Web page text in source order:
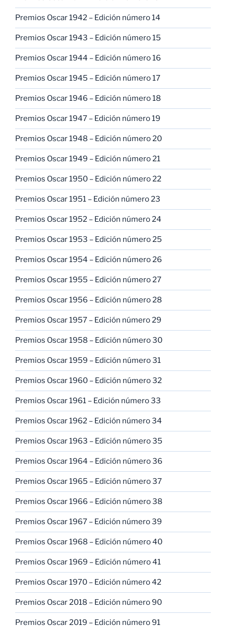
Premios Oscar 1942 – Edición número 14
Premios Oscar 1943 – Edición número 15
Premios Oscar 1944 – Edición número 16
Premios Oscar 1945 – Edición número 17
Premios Oscar 1946 – Edición número 18
Premios Oscar 1947 – Edición número 19
Premios Oscar 1948 – Edición número 20
Premios Oscar 1949 – Edición número 21
Premios Oscar 1950 – Edición número 22
Premios Oscar 1951 – Edición número 23
Premios Oscar 1952 – Edición número 24
Premios Oscar 1953 – Edición número 25
Premios Oscar 1954 – Edición número 26
Premios Oscar 1955 – Edición número 27
Premios Oscar 1956 – Edición número 28
Premios Oscar 1957 – Edición número 29
Premios Oscar 1958 – Edición número 30
Premios Oscar 1959 – Edición número 31
Premios Oscar 1960 – Edición número 32
Premios Oscar 1961 – Edición número 33
Premios Oscar 1962 – Edición número 34
Premios Oscar 1963 – Edición número 35
Premios Oscar 1964 – Edición número 36
Premios Oscar 1965 – Edición número 37
Premios Oscar 1966 – Edición número 38
Premios Oscar 1967 – Edición número 39
Premios Oscar 1968 – Edición número 40
Premios Oscar 1969 – Edición número 41
Premios Oscar 1970 – Edición número 42
Premios Oscar 2018 – Edición número 90
Premios Oscar 2019 – Edición número 91